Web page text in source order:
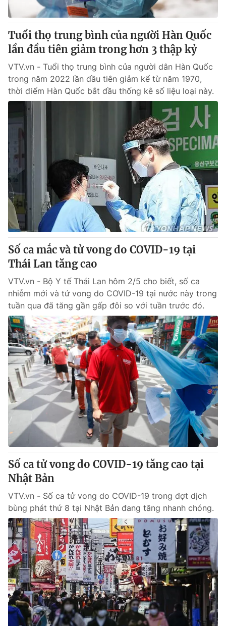
Thị trường
Tư vấn
Lịch phát sóng
Chuyên mục khác
Emagazine Podcast
Photo Infographic
Video Shorts video
VTV Money VTV Thể thao
VTV Sức khoẻ Bất động sản
Thị trường 24h Tấm lòng Việt
VTV4 Vươn mình bằng AI
VTV9
Liên hệ tòa soạn English
THỜI BÁO VTV
Theo dõi báo trên
Cơ quan chủ quản:Đài Truyền hình Việt Nam
Cơ quan báo chí: Thời báo VTV
Giấy phép hoạt động báo in và báo điện tử số 483/GP-BTTTT
cấp ngày 29/12/2023
Tổng Biên tập:Vũ Thanh Thủy
Phó Tổng Biên tập:
Tổng đài VTV:
024.38 355 931 - 024.38 355 932
Ðiện thoại Thời báo VTV:024.66 897 897
Email: toasoan@vtv.vn
Liên hệ quảng cáo:024-7300.7108
Tuổi thọ trung bình của người Hàn Quốc
lần đầu tiên giảm trong hơn 3 thập kỷ
VTV.vn - Tuổi thọ trung bình của người dân Hàn Quốc
trong năm 2022 lần đầu tiên giảm kể từ năm 1970,
thời điểm Hàn Quốc bắt đầu thống kê số liệu loại này.
Số ca mắc và tử vong do COVID-19 tại
Thái Lan tăng cao
VTV.vn - Bộ Y tế Thái Lan hôm 2/5 cho biết, số ca
nhiễm mới và tử vong do COVID-19 tại nước này trong
tuần qua đã tăng gần gấp đôi so với tuần trước đó.
Số ca tử vong do COVID-19 tăng cao tại
Nhật Bản
VTV.vn - Số ca tử vong do COVID-19 trong đợt dịch
bùng phát thứ 8 tại Nhật Bản đang tăng nhanh chóng.